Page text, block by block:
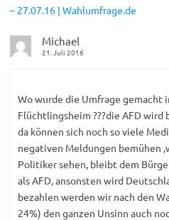
– 27.07.16 | Wahlumfrage.de
Michael
21. Juli 2016
Wo wurde die Umfrage gemacht
Flüchtlingsheim ???die AFD wird
da können sich noch so viele
negativen Meldungen bemühen
Politiker sehen, bleibt dem
als AFD, ansonsten wird
bezahlen werden wir nach den
24%) den ganzen Unsinn auch